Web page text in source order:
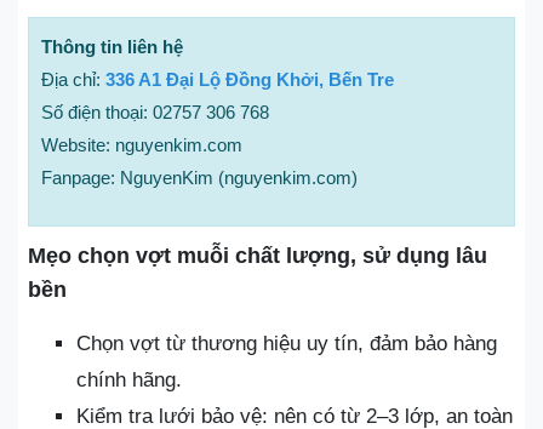
Thông tin liên hệ
Địa chỉ: 336 A1 Đại Lộ Đồng Khởi, Bến Tre
Số điện thoại: 02757 306 768
Website: nguyenkim.com
Fanpage: NguyenKim (nguyenkim.com)
Mẹo chọn vợt muỗi chất lượng, sử dụng lâu
bền
Chọn vợt từ thương hiệu uy tín, đảm bảo hàng
chính hãng.
Kiểm tra lưới bảo vệ: nên có từ 2–3 lớp, an toàn